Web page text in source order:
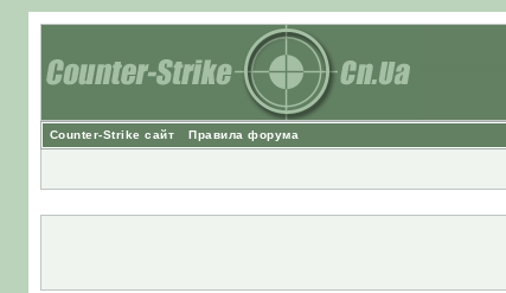
Counter-Strike сайт Правила форума